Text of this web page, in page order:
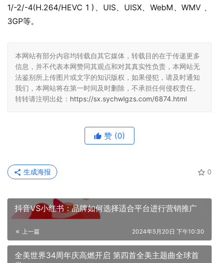
1/-2/-4(H.264/HEVC 1 )、UIS、UISX、WebM、WMV 、
3GP等。
本网站有部分内容均转载自其它媒体，转载目的在于传递更多
信息，并不代表本网赞同其观点和对其真实性负责，本网站无
法鉴别所上传图片或文字的知识版权，如果侵犯，请及时通知
我们，本网站将在第一时间及时删除，不承担任何侵权责任。
转转请注明出处： https://sx.sychwlgzs.com/6874.html
赞 (0)
0
生成海报
抖音VS小红书：品牌如何选择适合平台进行营销推广
上一篇 2024年5月20日 下午10:30
全美世界34周年庆高燃开启 第四首全美主题曲全球首